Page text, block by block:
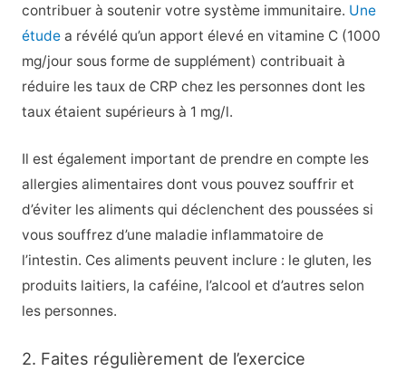
contribuer à soutenir votre système immunitaire. Une
étudea révélé qu’un apport élevé en vitamine C (1000
mg/jour sous forme de supplément) contribuait à
réduire les taux de CRP chez les personnes dont les
taux étaient supérieurs à 1 mg/l.
Il est également important de prendre en compte les
allergies alimentaires dont vous pouvez souffrir et
d’éviter les aliments qui déclenchent des poussées si
vous souffrez d’une maladie inflammatoire de
l’intestin. Ces aliments peuvent inclure : le gluten, les
produits laitiers, la caféine, l’alcool et d’autres selon
les personnes.
2. Faites régulièrement de l’exercice